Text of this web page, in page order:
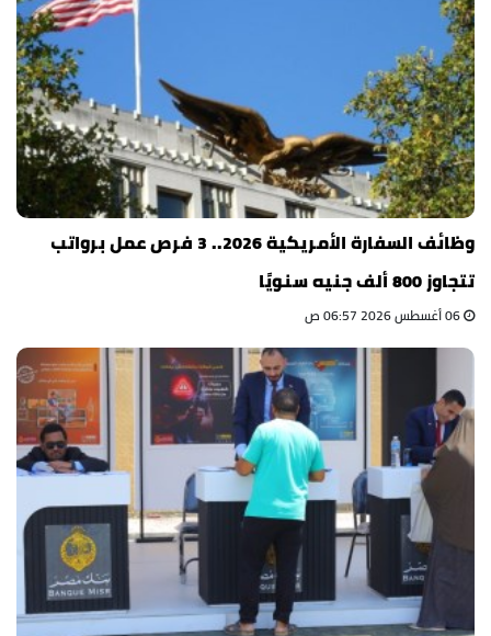
وظائف السفارة الأمريكية 2026.. 3 فرص عمل برواتب
تتجاوز 800 ألف جنيه سنويًا